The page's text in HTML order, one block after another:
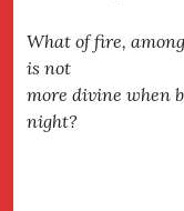
What of fire,
is not
more divine when
night?